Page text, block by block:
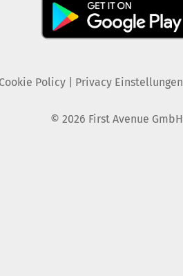
Cookie Policy| Privacy Einstellungen
© 2026 First Avenue GmbH